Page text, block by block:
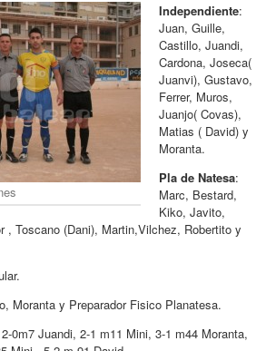
Independiente:
Juan, Guille,
Castillo, Juandi,
Cardona, Joseca(
Juanvi), Gustavo,
Ferrer, Muros,
Juanjo( Covas),
Matias ( David) y
Moranta.
Pla de Natesa:
Marc, Bestard,
Kiko, Javito,
, Toscano (Dani), Martin,Vilchez, Robertito y
Moranta y Preparador Fisico Planatesa.
0m7 Juandi, 2-1 m11 Mini, 3-1 m44 Moranta,